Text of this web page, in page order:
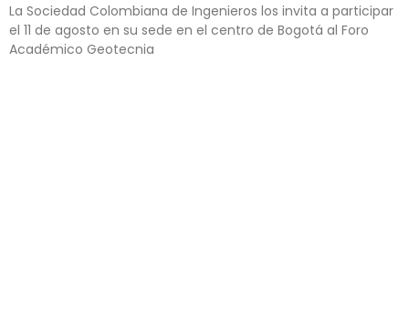
La Sociedad Colombiana de Ingenieros los invita a participar
el 11 de agosto en su sede en el centro de Bogotá al Foro
Académico Geotecnia